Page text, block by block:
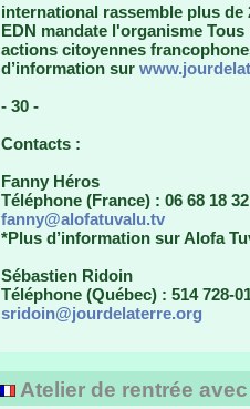
international rassemble plus de
EDN mandate l'organisme
actions citoyennes
d’information sur
- 30 -
Contacts :
Fanny Héros
Téléphone (France) : 06 68 18
fanny@alofatuvalu.tv
*Plus d’information sur Alofa
Sébastien Ridoin
Téléphone (Québec) : 514 728-
sridoin@jourdelaterre.org
Atelier de rentrée